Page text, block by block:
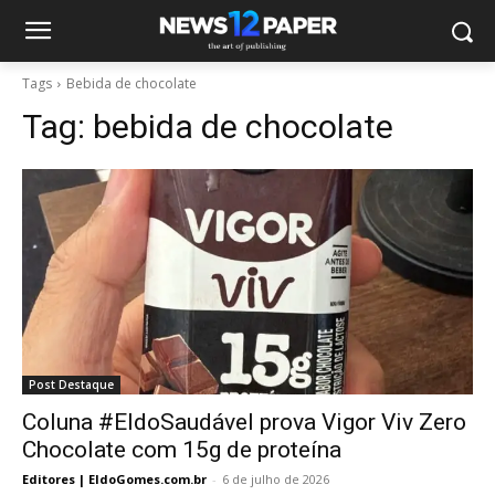
Tags Bebida de chocolate
Tag: bebida de chocolate
Post Destaque
Coluna #EldoSaudável prova Vigor Viv Zero
Chocolate com 15g de proteína
Editores | EldoGomes.com.br - 6 de julho de 2026